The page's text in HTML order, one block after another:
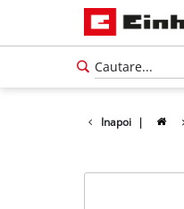
Inapoi |